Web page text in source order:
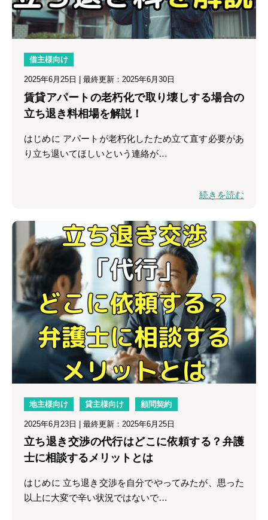
借主様向け
2025年6月25日 | 最終更新：2025年6月30日
賃貸アパートの老朽化で取り壊しする場合の
立ち退き料相場を解説！
はじめに アパートが老朽化したため立て直す必要があ
り立ち退いてほしいという連絡が…
続きを読む
地主様向け 貸主様向け 顧問契約
2025年6月23日 | 最終更新：2025年6月25日
立ち退き交渉の代行はどこに依頼する？弁護
士に相談するメリットとは
はじめに 立ち退き交渉を自分でやってみたが、思った
以上に大変で辛い状況ではないで…